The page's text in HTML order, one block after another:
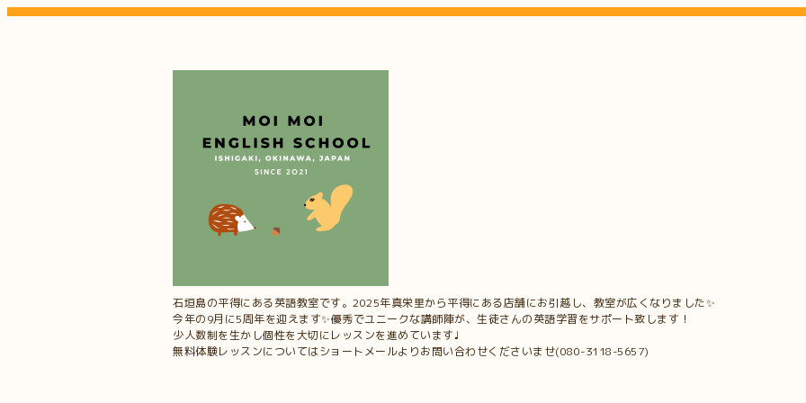
石垣島の平得にある英語教室です。2025年真栄里から平得にある店舗にお引越し、教室が広くなりました✨
今年の9月に5周年を迎えます✨優秀でユニークな講師陣が、生徒さんの英語学習をサポート致します！
少人数制を生かし個性を大切にレッスンを進めています♩
無料体験レッスンについてはショートメールよりお問い合わせくださいませ(080-3118-5657)